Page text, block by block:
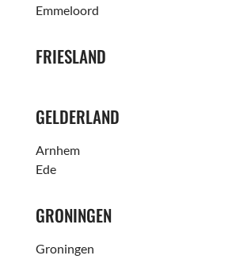
Emmeloord
FRIESLAND
GELDERLAND
Arnhem
Ede
GRONINGEN
Groningen